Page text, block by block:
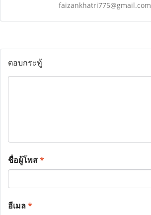
faizankhatri775@gmail.com
ตอบกระทู้
ชื่อผู้โพส*
อีเมล*